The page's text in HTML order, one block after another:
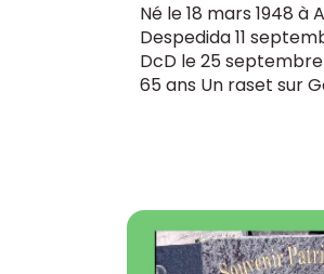
Né le 18 mars 1948 à
Despedida 11
DcD le 25 septembre
65 ans Un raset sur